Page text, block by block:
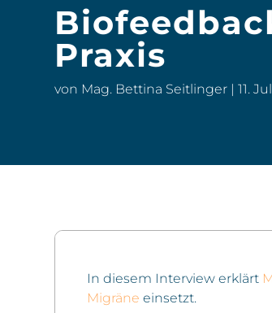
Praxis
von Mag. Bettina Seitlinger |11.
In diesem Interview erklärt
Migräne einsetzt.